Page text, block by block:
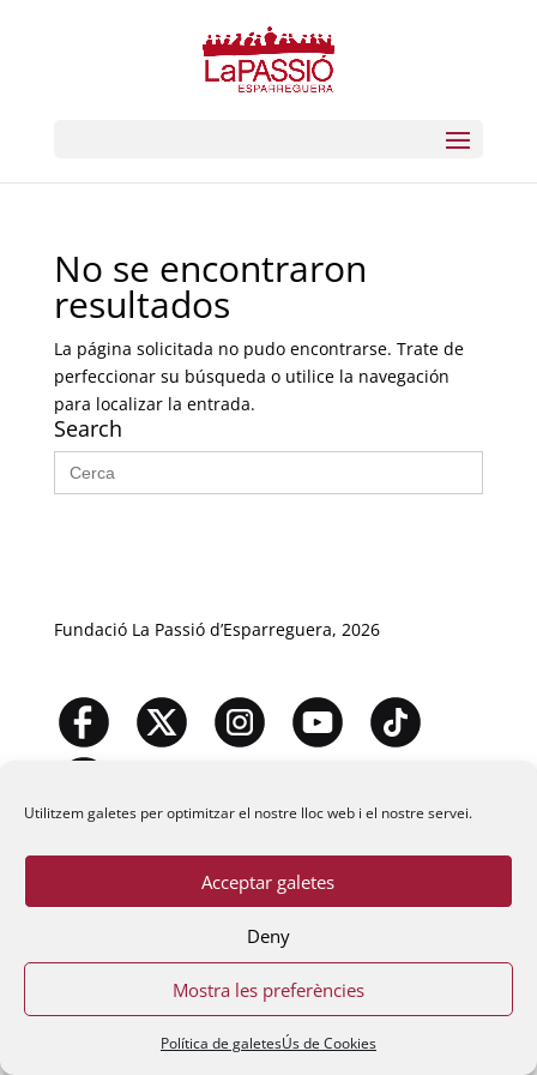
Utilitzem galetes per optimitzar el nostre lloc web i el nostre servei.
Acceptar galetes
Deny
Mostra les preferències
Política de galetesÚs de Cookies
No se encontraron
resultados
La página solicitada no pudo encontrarse. Trate de
perfeccionar su búsqueda o utilice la navegación
para localizar la entrada.
Search
Buscar:
Fundació La Passió d’Esparreguera, 2026